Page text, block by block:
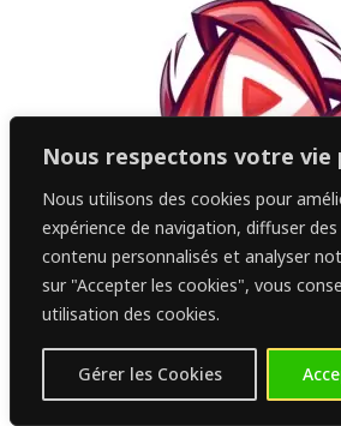
Nous respectons votre vie
Nous utilisons des cookies pour
expérience de navigation, diffuser
contenu personnalisés et analyser
sur "Accepter les cookies", vous
utilisation des cookies.
Gérer les Cookies